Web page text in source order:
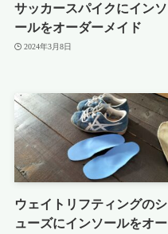
サッカースパイクにインソ
ールをオーダーメイド
2024年3月8日
ウェイトリフティングのシ
ューズにインソールをオー